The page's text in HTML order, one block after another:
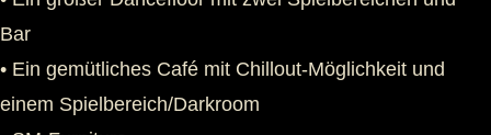
Bar
• Ein gemütliches Café mit Chillout-Möglichkeit und
einem Spielbereich/Darkroom